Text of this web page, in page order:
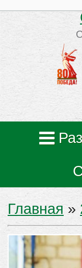
Главная »